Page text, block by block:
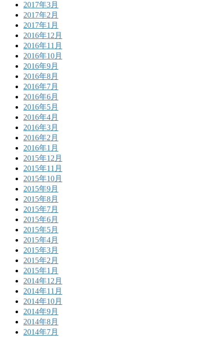
2017年3月
2017年2月
2017年1月
2016年12月
2016年11月
2016年10月
2016年9月
2016年8月
2016年7月
2016年6月
2016年5月
2016年4月
2016年3月
2016年2月
2016年1月
2015年12月
2015年11月
2015年10月
2015年9月
2015年8月
2015年7月
2015年6月
2015年5月
2015年4月
2015年3月
2015年2月
2015年1月
2014年12月
2014年11月
2014年10月
2014年9月
2014年8月
2014年7月